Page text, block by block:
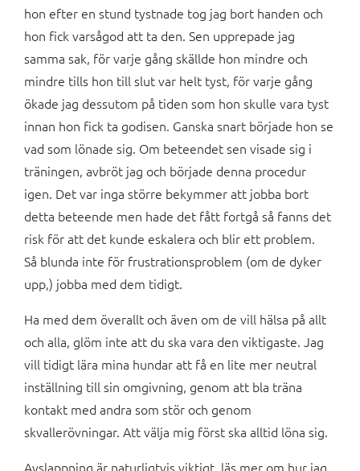
hon efter en stund tystnade tog jag bort handen och
hon fick varsågod att ta den. Sen upprepade jag
samma sak, för varje gång skällde hon mindre och
mindre tills hon till slut var helt tyst, för varje gång
ökade jag dessutom på tiden som hon skulle vara tyst
innan hon fick ta godisen. Ganska snart började hon se
vad som lönade sig. Om beteendet sen visade sig i
träningen, avbröt jag och började denna procedur
igen. Det var inga större bekymmer att jobba bort
detta beteende men hade det fått fortgå så fanns det
risk för att det kunde eskalera och blir ett problem.
Så blunda inte för frustrationsproblem (om de dyker
upp,) jobba med dem tidigt.
Ha med dem överallt och även om de vill hälsa på allt
och alla, glöm inte att du ska vara den viktigaste. Jag
vill tidigt lära mina hundar att få en lite mer neutral
inställning till sin omgivning, genom att bla träna
kontakt med andra som stör och genom
skvallerövningar. Att välja mig först ska alltid löna sig.
Avslappning är naturligtvis viktigt, läs mer om hur jag